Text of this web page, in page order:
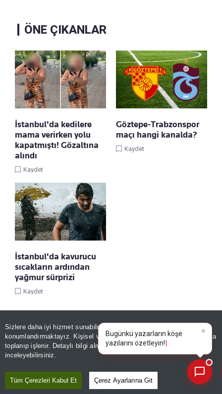
Sizlere daha iyi hizmet sunabilmek adına sitemizde
konumlandırmaktayız. Kişisel verileriniz, KVKK ve GDPR kapsamında
toplanıp işlenir. Detaylı bilgi almak içinAydınlatma Metnimizi
inceleyebilirsiniz.
Tüm Çerezleri Kabul Et Çerez Ayarlarına Git
ÖNE ÇIKANLAR
İstanbul'da kedilere
mama verirken yolu
kapatmıştı! Gözaltına
alındı
Kaydet
Göztepe-Trabzonspor
maçı hangi kanalda?
Kaydet
İstanbul'da kavurucu
sıcakların ardından
yağmur sürprizi
Kaydet
×
Bugünkü yazarların köşe
yazılarını özetleyin!